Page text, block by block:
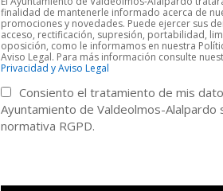
finalidad de mantenerle informado acerca de
promociones y novedades. Puede ejercer sus
acceso, rectificación, supresión, portabilidad,
oposición, como le informamos en nuestra
Aviso Legal. Para más información consulte
Privacidad y Aviso Legal
Consiento el tratamiento de mis
Ayuntamiento de Valdeolmos-Alalpardo
normativa RGPD.